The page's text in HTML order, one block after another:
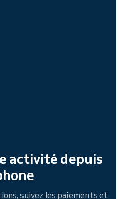
activité depuis
suivez les paiements et